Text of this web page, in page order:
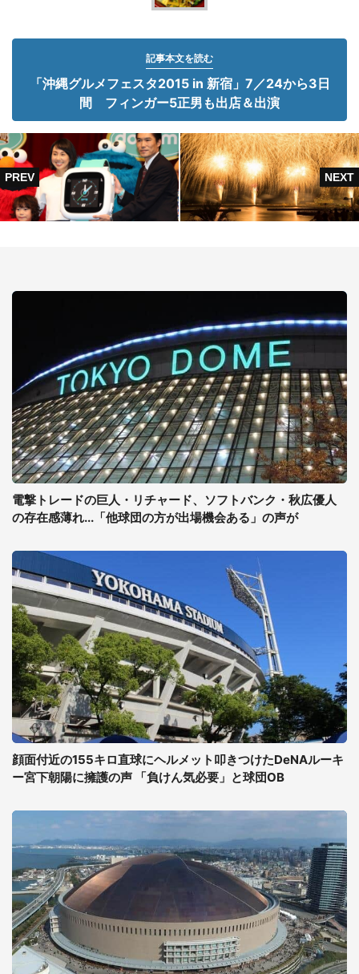
記事本文を読む
「沖縄グルメフェスタ2015 in 新宿」7／24から3日
間 フィンガー5正男も出店＆出演
電撃トレードの巨人・リチャード、ソフトバンク・秋広優人
の存在感薄れ...「他球団の方が出場機会ある」の声が
顔面付近の155キロ直球にヘルメット叩きつけたDeNAルーキ
ー宮下朝陽に擁護の声 「負けん気必要」と球団OB